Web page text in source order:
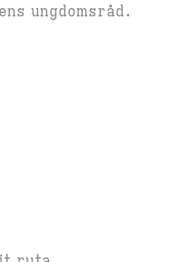
ungdomsråd.